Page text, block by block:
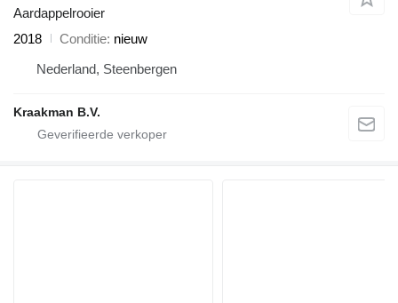
Aardappelrooier
2018
Conditie nieuw
Nederland, Steenbergen
Kraakman B.V.